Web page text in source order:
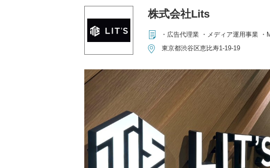
株式会社Lits
・広告代理業 ・メディア運用事業
東京都渋谷区恵比寿1-19-19